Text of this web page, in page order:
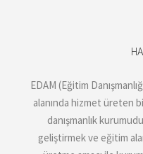
EDAM (Eğitim
alanında hizmet üreten
danışmanlık
geliştirmek ve eğitim